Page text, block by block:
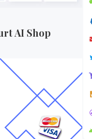
AI Shop